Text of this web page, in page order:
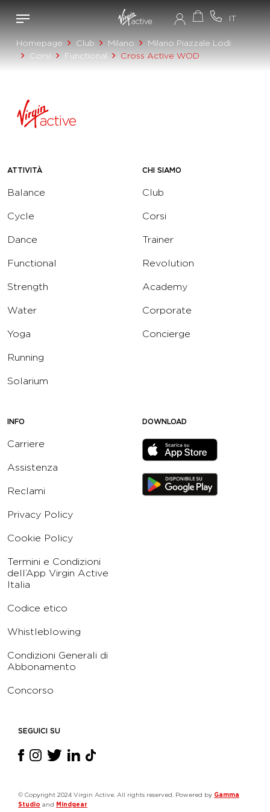
Homepage Club Milano
Milano Piazzale Lodi
Corsi
Functional Cross Active WOD
ATTIVITÀ
Balance
Cycle
Dance
Functional
Strength
Water
Yoga
Running
Solarium
CHI SIAMO
Club
Corsi
Trainer
Revolution
Academy
Corporate
Concierge
INFO
Carriere
Assistenza
Reclami
Privacy Policy
Cookie Policy
Termini e Condizioni
dell’App Virgin Active
Italia
Codice etico
Whistleblowing
Condizioni Generali di
Abbonamento
Concorso
DOWNLOAD
SEGUICI SU
© Copyright 2024 Virgin Active. All rights reserved. Powered by Gamma
Studio and Mindgear